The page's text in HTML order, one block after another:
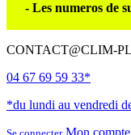
- Les numeros de
CONTACT@CLIM-
04 67 69 59 33*
*du lundi au vendredi
Mon compte